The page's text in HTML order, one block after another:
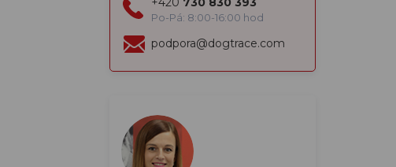
Po-Pá: 8:00-16:00 hod
podpora@dogtrace.com